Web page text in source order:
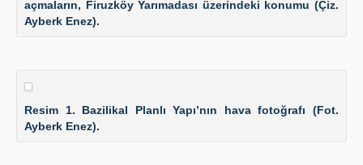
açmaların, Firuzköy Yarımadası üzerindeki konumu (Çiz.
Ayberk Enez).
Resim 1. Bazilikal Planlı Yapı’nın hava fotoğrafı (Fot.
Ayberk Enez).